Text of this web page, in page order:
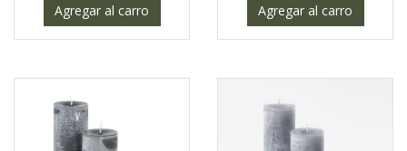
Agregar al carro Agregar al carro